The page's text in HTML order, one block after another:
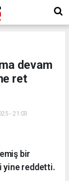
devam
ret
- 21:03
bir
yine reddetti.